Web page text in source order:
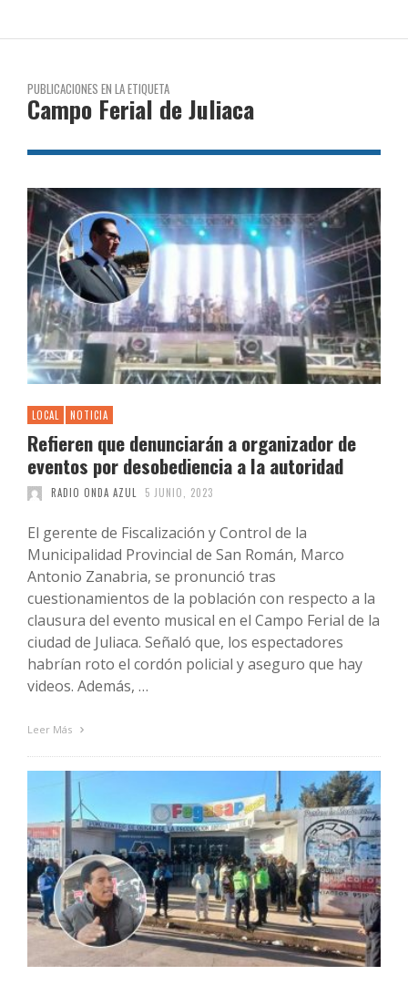
PUBLICACIONES EN LA ETIQUETA
Campo Ferial de Juliaca
LOCAL NOTICIA
Refieren que denunciarán a organizador de
eventos por desobediencia a la autoridad
RADIO ONDA AZUL 5 JUNIO, 2023
El gerente de Fiscalización y Control de la
Municipalidad Provincial de San Román, Marco
Antonio Zanabria, se pronunció tras
cuestionamientos de la población con respecto a la
clausura del evento musical en el Campo Ferial de la
ciudad de Juliaca. Señaló que, los espectadores
habrían roto el cordón policial y aseguro que hay
videos. Además, …
Leer Más